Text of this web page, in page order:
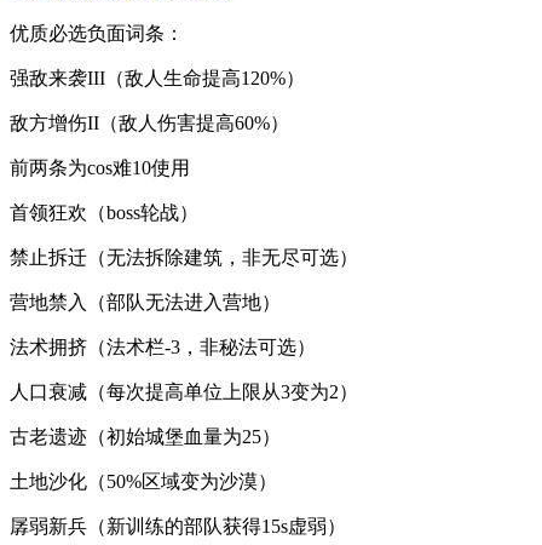
优质必选负面词条：
强敌来袭III（敌人生命提高120%）
敌方增伤II（敌人伤害提高60%）
前两条为cos难10使用
首领狂欢（boss轮战）
禁止拆迁（无法拆除建筑，非无尽可选）
营地禁入（部队无法进入营地）
法术拥挤（法术栏-3，非秘法可选）
人口衰减（每次提高单位上限从3变为2）
古老遗迹（初始城堡血量为25）
土地沙化（50%区域变为沙漠）
孱弱新兵（新训练的部队获得15s虚弱）